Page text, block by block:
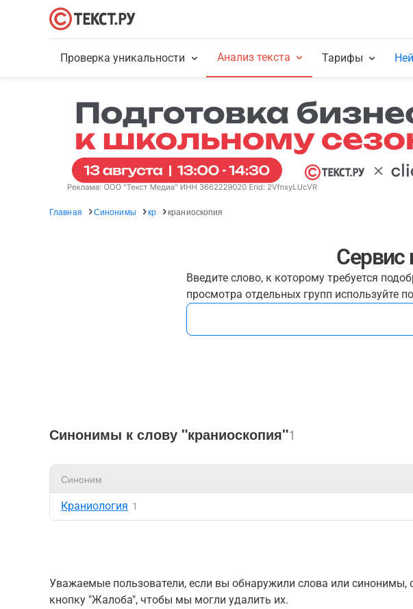
Проверка уникальности Анализ текста Тарифы
Главная Синонимы кр краниоскопия
Сервис
Введите слово, к которому требуется
просмотра отдельных групп используйте
Синонимы к слову "краниоскопия"1
Синоним
Краниология 1
Уважаемые пользователи, если вы обнаружили слова или синонимы,
кнопку "Жалоба", чтобы мы могли удалить их.